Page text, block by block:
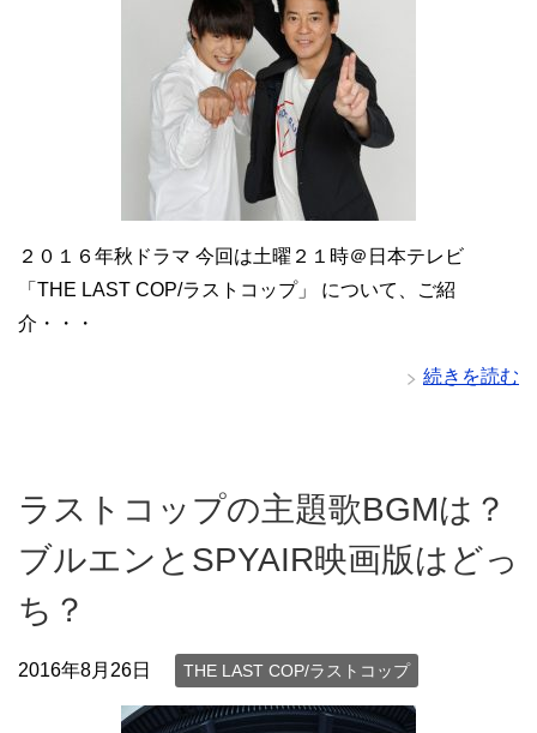
２０１６年秋ドラマ 今回は土曜２１時＠日本テレビ
「THE LAST COP/ラストコップ」 について、ご紹
介・・・
続きを読む
ラストコップの主題歌BGMは？
ブルエンとSPYAIR映画版はどっ
ち？
2016年8月26日 THE LAST COP/ラストコップ